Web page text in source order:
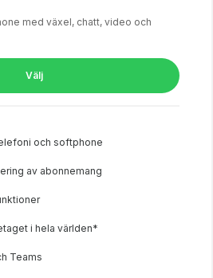
med växel, chatt, video och
Välj
och softphone
av abonnemang
i hela världen*
Teams